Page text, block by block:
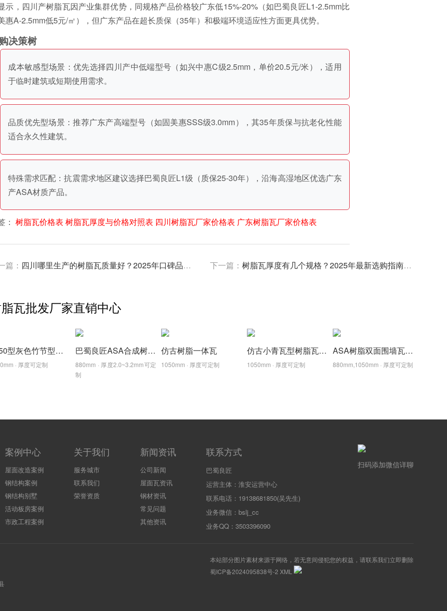
示，四川产树脂瓦因产业集群优势，同规格产品价格较广东低15%-20%（如巴蜀良匠L1-2.5mm比
惠A-2.5mm低5元/㎡），但广东产品在超长质保（35年）和极端环境适应性方面更具优势。
决策树
成本敏感型场景：优先选择四川产中低端型号（如兴中惠C级2.5mm，单价20.5元/米），适用
于临时建筑或短期使用需求。
品质优先型场景：推荐广东产高端型号（如固美惠SSS级3.0mm），其35年质保与抗老化性能
适合永久性建筑。
特殊需求匹配：抗震需求地区建议选择巴蜀良匠L1级（质保25-30年），沿海高湿地区优选广东
产ASA材质产品。
：树脂瓦价格表 树脂瓦厚度与价格对照表 四川树脂瓦厂家价格表 广东树脂瓦厂家价格表
篇： 四川哪里生产的树脂瓦质量好？2025年口碑品牌推荐 下一篇： 树脂瓦厚度有几个规格？2025年最新选购指南与品牌对比
瓦批发厂家直销中心
1050型灰色竹节型树脂瓦,颜色厚度可定制
· 厚度可定制
巴蜀良匠ASA合成树脂金刚瓦，质保30年
880mm · 厚度2.0~3.2mm可定
制
仿古树脂一体瓦
1050mm · 厚度可定制
仿古小青瓦型树脂瓦,颜色厚度支持定制
1050mm · 厚度可定制
ASA树脂双面围墙瓦,围墙墙头帽,仿古装饰树脂墙头瓦
880mm,1050mm · 厚度可定制
案例中心
屋面改造案例
钢结构案例
钢结构别墅
活动板房案例
市政工程案例
关于我们
服务城市
联系我们
荣誉资质
新闻资讯
公司新闻
屋面瓦资讯
钢材资讯
常见问题
其他资讯
联系方式
巴蜀良匠
运营主体：淮安运营中心
联系电话：19138681850(吴先生)
业务微信：bslj_cc
业务QQ：3503396090
扫码添加微信详聊
本站部分图片素材来源于网络，若无意间侵犯您的权益，请联系我们立即删除
蜀ICP备2024095838号-2 XML